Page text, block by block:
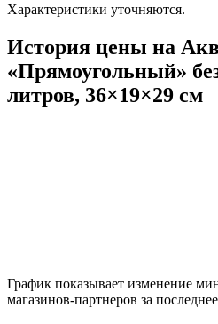
Характеристики уточняются.
История цены на
«Прямоугольный»
литров, 36×19×29 см
График показывает изменение
магазинов-партнеров за